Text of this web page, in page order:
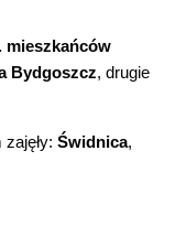
mieszkańców
Bydgoszcz, drugie
zajęły: Świdnica,